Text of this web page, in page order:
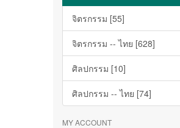
จิตรกรรม [55]
จิตรกรรม -- ไทย [628]
ศิลปกรรม [10]
ศิลปกรรม -- ไทย [74]
MY ACCOUNT